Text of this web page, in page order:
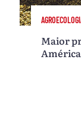
Maior